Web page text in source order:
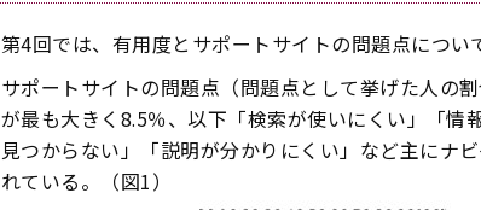
第4回では、有用度とサポートサイトの問題点につい
サポートサイトの問題点（問題点として挙げた人の
が最も大きく8.5％、以下「検索が使いにくい」「情
見つからない」「説明が分かりにくい」など主にナ
れている。（図1）